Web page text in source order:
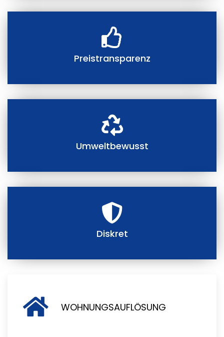
Preistransparenz
Umweltbewusst
Diskret
WOHNUNGSAUFLÖSUNG